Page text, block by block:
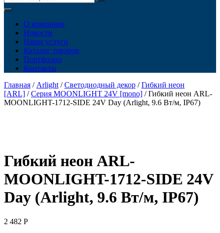
О компании
Новости
Наши услуги
Каталог товаров
Портфолио
Контакты
Главная / Arlight /Светодиодный декор /Гибкий неон
[ARL] /Серия MOONLIGHT 24V [mono] / Гибкий неон ARL-
MOONLIGHT-1712-SIDE 24V Day (Arlight, 9.6 Вт/м, IP67)
Гибкий неон ARL-
MOONLIGHT-1712-SIDE 24V
Day (Arlight, 9.6 Вт/м, IP67)
2 482 Р